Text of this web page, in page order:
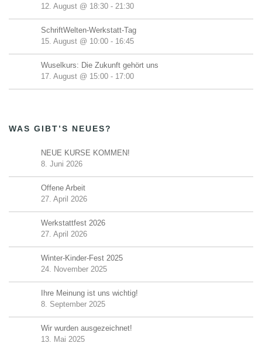
12. August @ 18:30 - 21:30
SchriftWelten-Werkstatt-Tag
15. August @ 10:00 - 16:45
Wuselkurs: Die Zukunft gehört uns
17. August @ 15:00 - 17:00
WAS GIBT’S NEUES?
NEUE KURSE KOMMEN!
8. Juni 2026
Offene Arbeit
27. April 2026
Werkstattfest 2026
27. April 2026
Winter-Kinder-Fest 2025
24. November 2025
Ihre Meinung ist uns wichtig!
8. September 2025
Wir wurden ausgezeichnet!
13. Mai 2025